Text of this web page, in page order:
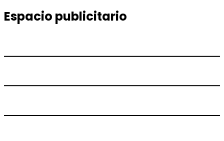
Espacio publicitario